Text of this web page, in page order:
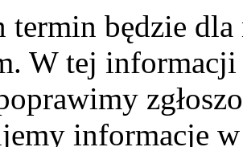
termin będzie
W tej
informacje